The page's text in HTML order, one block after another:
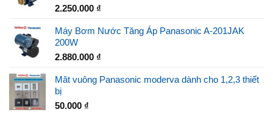
2.250.000 ₫
Máy Bơm Nước Tăng Áp Panasonic A-201JAK
200W
2.880.000 ₫
Măt vuông Panasonic moderva dành cho 1,2,3 thiết
bị
50.000 ₫